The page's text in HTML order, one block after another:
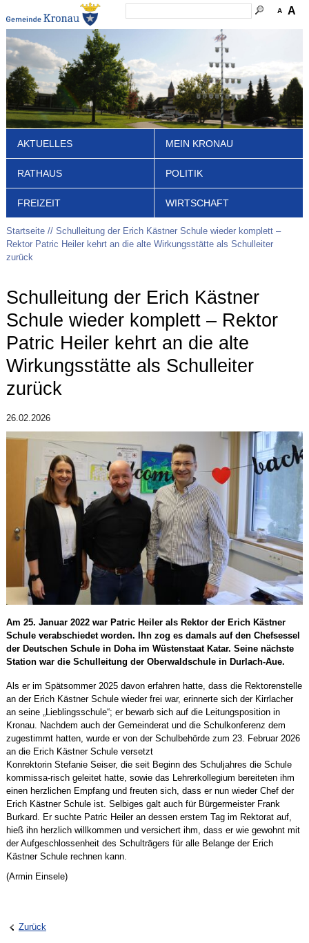
A A
AKTUELLES MEIN KRONAU
RATHAUS POLITIK
FREIZEIT WIRTSCHAFT
Startseite
Schulleitung der Erich Kästner Schule wieder komplett –
Rektor Patric Heiler kehrt an die alte Wirkungsstätte als Schulleiter
zurück
Schulleitung der Erich Kästner
Schule wieder komplett – Rektor
Patric Heiler kehrt an die alte
Wirkungsstätte als Schulleiter
zurück
26.02.2026
Am 25. Januar 2022 war Patric Heiler als Rektor der Erich Kästner
Schule verabschiedet worden. Ihn zog es damals auf den Chefsessel
der Deutschen Schule in Doha im Wüstenstaat Katar. Seine nächste
Station war die Schulleitung der Oberwaldschule in Durlach-Aue.
Als er im Spätsommer 2025 davon erfahren hatte, dass die Rektorenstelle
an der Erich Kästner Schule wieder frei war, erinnerte sich der Kirrlacher
an seine „Lieblingsschule“; er bewarb sich auf die Leitungsposition in
Kronau. Nachdem auch der Gemeinderat und die Schulkonferenz dem
zugestimmt hatten, wurde er von der Schulbehörde zum 23. Februar 2026
an die Erich Kästner Schule versetzt
Konrektorin Stefanie Seiser, die seit Beginn des Schuljahres die Schule
kommissa-risch geleitet hatte, sowie das Lehrerkollegium bereiteten ihm
einen herzlichen Empfang und freuten sich, dass er nun wieder Chef der
Erich Kästner Schule ist. Selbiges galt auch für Bürgermeister Frank
Burkard. Er suchte Patric Heiler an dessen erstem Tag im Rektorat auf,
hieß ihn herzlich willkommen und versichert ihm, dass er wie gewohnt mit
der Aufgeschlossenheit des Schulträgers für alle Belange der Erich
Kästner Schule rechnen kann.
(Armin Einsele)
Zurück